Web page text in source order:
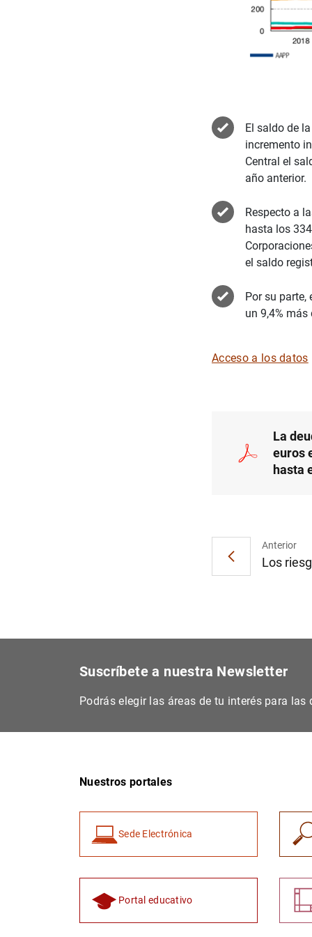
El saldo de
incremento
Central el
año anterior.
Respecto a
hasta los
el saldo
Por su parte,
un 9,4%
Acceso a los datos
La
euros
hasta
Anterior
Los
Suscríbete a nuestra Newsletter
Podrás elegir las áreas de tu interés para
Nuestros portales
Sede Electrónica
Portal educativo